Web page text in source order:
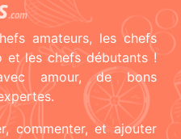
.com
amateurs, les chefs
et les chefs débutants !
amour, de bons
commenter, et ajouter